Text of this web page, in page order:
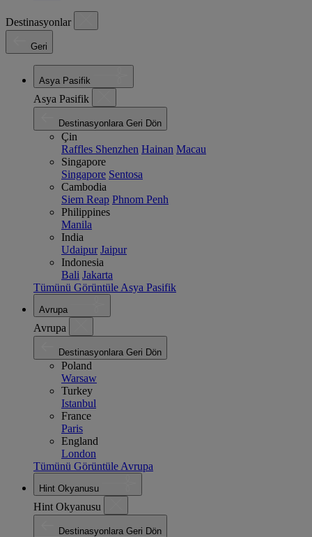
Destinasyonlar
Geri
Asya Pasifik
Asya Pasifik
Destinasyonlara Geri Dön
Çin
Raffles Shenzhen Hainan Macau
Singapore
Singapore Sentosa
Cambodia
Siem Reap Phnom Penh
Philippines
Manila
India
Udaipur Jaipur
Indonesia
Bali Jakarta
Tümünü Görüntüle Asya Pasifik
Avrupa
Avrupa
Destinasyonlara Geri Dön
Poland
Warsaw
Turkey
Istanbul
France
Paris
England
London
Tümünü Görüntüle Avrupa
Hint Okyanusu
Hint Okyanusu
Destinasyonlara Geri Dön